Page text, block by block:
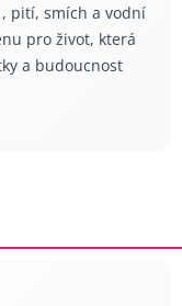
pití, smích a vodní
pro život, která
a budoucnost